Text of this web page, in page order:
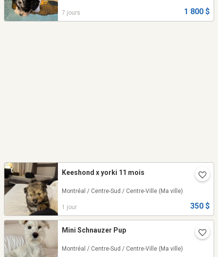
7 jours 1 800 $
Keeshond x yorki 11 mois
Montréal / Centre-Sud / Centre-Ville (Ma ville)
1 jour 350 $
Mini Schnauzer Pup
Montréal / Centre-Sud / Centre-Ville (Ma ville)